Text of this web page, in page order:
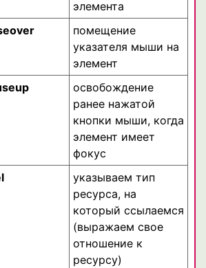
элемента
помещение
указателя мыши на
элемент
освобождение
ранее нажатой
кнопки мыши, когда
элемент имеет
фокус
указываем тип
ресурса, на
который ссылаемся
(выражаем свое
отношение к
ресурсу)